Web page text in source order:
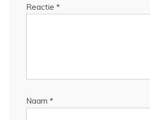
Reactie *
Naam *